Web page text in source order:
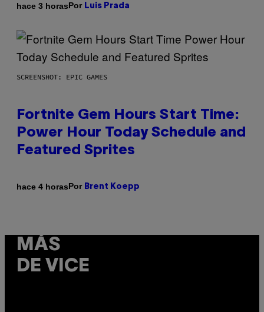
hace 3 horasPor Luis Prada
SCREENSHOT: EPIC GAMES
Fortnite Gem Hours Start Time:
Power Hour Today Schedule and
Featured Sprites
hace 4 horasPor Brent Koepp
MÁS
DE VICE